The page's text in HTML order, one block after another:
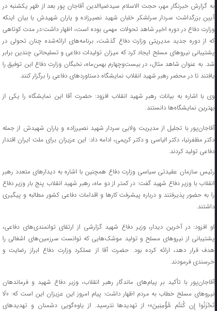
به گزارش خبرنگار مهر، حجت الاسلام سیدضیاالدین آقاجان پور بعد از ظهر یکشنبه در
آیین بزرگداشت سردار سرلشکر خلبان شهید نصیرزاده و یاران شهیدش با بیان اینکه
وزارت دفاع در دوره اخیر شاهد تحولات مهمی بوده است، اظهار داشت:در مدت کوتاهی
که از دوره جدید مدیریتی وزارت دفاع گذشت، برنامه‌های ارائه‌شده چنان تحولی در
پشتیبانی نیروهای مسلح ایجاد کرد که میزان تولیدات دفاعی و تسلیحاتی چندین برابر
شد. به عنوان شاهد مثال، در بیست‌وچهارم بهمن‌ماه، نخبگان وزارت دفاع این توفیق را
یافتند تا در محضر رهبر شهید انقلاب نمایشگاه دستاوردهای دفاعی را برگزار کنند.
وی با اشاره به بیانات رهبر شهید انقلاب افزود: حضرت آقا این نمایشگاه را یکی از
بهترین نمایشگاه‌ها دانستند.
آقاجان‌پور با تجلیل از مدیریت ولایی سردار شهید نصیرزاده و یاران شهیدش از جمله
دکتر مظفرنیا، دکتر الیاسی و دکتر کریمی، ادامه داد: این عزیزان برای ملت ایران اقتدار
دفاعی تولید کردند.
رئیس سازمان عقیدتی سیاسی وزارت دفاع همچنین با اشاره به دیدارهای متعدد رهبر
انقلاب با وزیر دفاع شهید گفت: در کمتر از دو ماه، رهبر شهید انقلاب پنج بار وزیر دفاع
را به حضور پذیرفتند و درباره پیشرفت کارها و اقدامات دفاعی کشور مطالبه و پیگیری
داشتند.
او افزود: در آخرین دیدار، وزیر دفاع شهید گزارشی از ارتقای توانمندی‌های دفاعی،
پشتیبانی از نیروهای مسلح و تولید موشک‌هایی که توانست سرزمین‌های اشغالی را
هدف قرار دهد، ارائه کرده بود. حضرت آقا از عملکرد وزارت دفاع ابراز رضایت و
خرسندی فرمودند.
آقاجان‌پور با تأکید بر پیام‌های ماندگار رهبر انقلاب، وزیر دفاع شهید و فرماندهان
نیروهای مسلح خطاب به مردم اظهار داشت: پیام امروز این عزیزان این است که: «لَا
تَحْزَنُوا إِن کُنتُم مُّؤْمِنِینَ»؛ از تهدیدها نترسید. از یاوه‌گویی دشمنان و تهدیدهای